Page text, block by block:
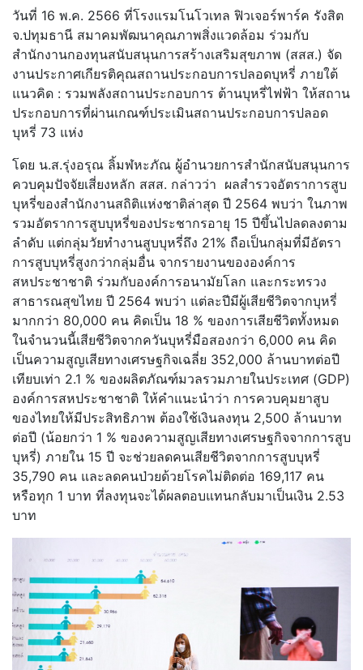
วันที่ 16 พ.ค. 2566 ที่โรงแรมโนโวเทล ฟิวเจอร์พาร์ค รังสิต
จ.ปทุมธานี สมาคมพัฒนาคุณภาพสิ่งแวดล้อม ร่วมกับ
สำนักงานกองทุนสนับสนุนการสร้างเสริมสุขภาพ (สสส.) จัด
งานประกาศเกียรติคุณสถานประกอบการปลอดบุหรี่ ภายใต้
แนวคิด : รวมพลังสถานประกอบการ ต้านบุหรี่ไฟฟ้า ให้สถาน
ประกอบการที่ผ่านเกณฑ์ประเมินสถานประกอบการปลอด
บุหรี่ 73 แห่ง
โดย น.ส.รุ่งอรุณ ลิ้มฬหะภัณ ผู้อำนวยการสำนักสนับสนุนการ
ควบคุมปัจจัยเสี่ยงหลัก สสส. กล่าวว่า ผลสำรวจอัตราการสูบ
บุหรี่ของสำนักงานสถิติแห่งชาติล่าสุด ปี 2564 พบว่า ในภาพ
รวมอัตราการสูบบุหรี่ของประชากรอายุ 15 ปีขึ้นไปลดลงตาม
ลำดับ แต่กลุ่มวัยทำงานสูบบุหรี่ถึง 21% ถือเป็นกลุ่มที่มีอัตรา
การสูบบุหรี่สูงกว่ากลุ่มอื่น จากรายงานขององค์การ
สหประชาชาติ ร่วมกับองค์การอนามัยโลก และกระทรวง
สาธารณสุขไทย ปี 2564 พบว่า แต่ละปีมีผู้เสียชีวิตจากบุหรี่
มากกว่า 80,000 คน คิดเป็น 18 % ของการเสียชีวิตทั้งหมด
ในจำนวนนี้เสียชีวิตจากควันบุหรี่มือสองกว่า 6,000 คน คิด
เป็นความสูญเสียทางเศรษฐกิจเฉลี่ย 352,000 ล้านบาทต่อปี
เทียบเท่า 2.1 % ของผลิตภัณฑ์มวลรวมภายในประเทศ (GDP)
องค์การสหประชาชาติ ให้คำแนะนำว่า การควบคุมยาสูบ
ของไทยให้มีประสิทธิภาพ ต้องใช้เงินลงทุน 2,500 ล้านบาท
ต่อปี (น้อยกว่า 1 % ของความสูญเสียทางเศรษฐกิจจากการสูบ
บุหรี่) ภายใน 15 ปี จะช่วยลดคนเสียชีวิตจากการสูบบุหรี่
35,790 คน และลดคนป่วยด้วยโรคไม่ติดต่อ 169,117 คน
หรือทุก 1 บาท ที่ลงทุนจะได้ผลตอบแทนกลับมาเป็นเงิน 2.53
บาท